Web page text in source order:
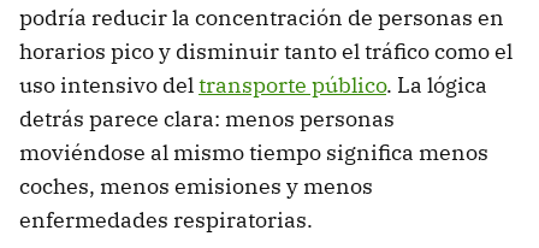
podría reducir la concentración de personas en
horarios pico y disminuir tanto el tráfico como el
uso intensivo deltransporte público. La lógica
detrás parece clara: menos personas
moviéndose al mismo tiempo significa menos
coches, menos emisiones y menos
enfermedades respiratorias.